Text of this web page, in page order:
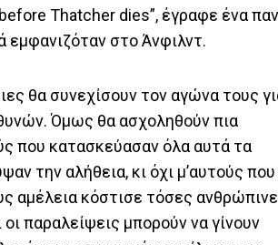
Thatcher dies”, έγραφε ένα
εμφανιζόταν στο Άνφιλντ.
θα συνεχίσουν τον αγώνα τους
Όμως θα ασχοληθούν πια
που κατασκεύασαν όλα αυτά τα
την αλήθεια, κι όχι μ’αυτούς
αμέλεια κόστισε τόσες
παραλείψεις μπορούν να γίνουν